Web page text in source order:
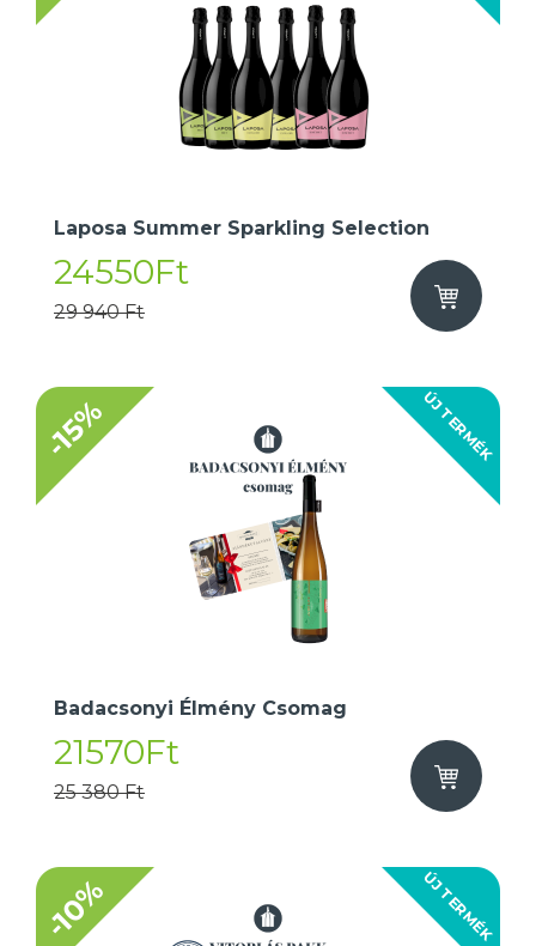
Laposa Summer Sparkling Selection
24550Ft
29 940 Ft
ÚJ TERMÉK
-15%
Badacsonyi Élmény Csomag
21570Ft
25 380 Ft
ÚJ TERMÉK
-10%